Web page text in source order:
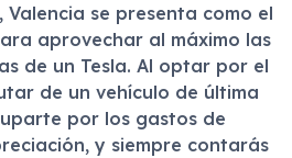
se presenta como el
aprovechar al máximo las
de un Tesla. Al optar por el
de un vehículo de última
por los gastos de
y siempre contarás